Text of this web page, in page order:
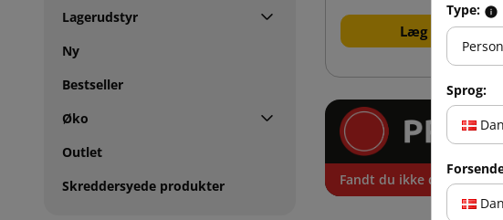
Lagerudstyr
Ny
Bestseller
Øko
Outlet
Skreddersyede produkter
Læg i
Fandt du ikke det
Type:
Person
Sprog: